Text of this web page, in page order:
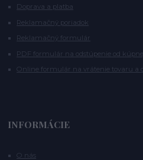
Doprava a platba
Reklamačný poriadok
Reklamačný formulár
PDF formulár na odstúpenie od
Online formulár na vrátenie tovaru a
INFORMÁCIE
O nás